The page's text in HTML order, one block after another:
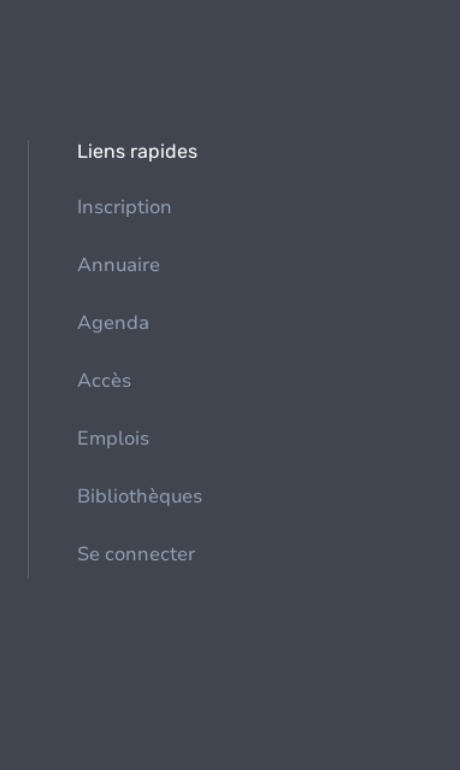
Liens rapides
Inscription
Annuaire
Agenda
Accès
Emplois
Bibliothèques
Se connecter